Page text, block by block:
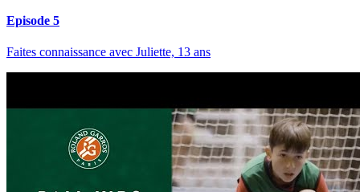
Episode 5
Faites connaissance avec Juliette, 13 ans